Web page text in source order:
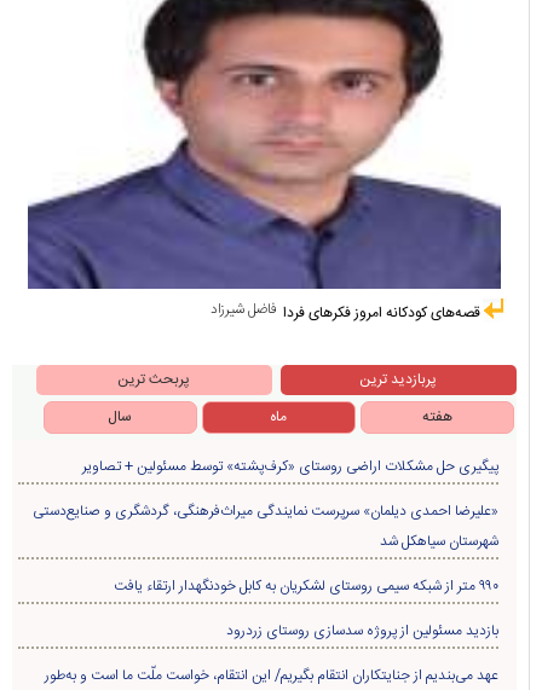
فاضل شیرزاد قصه‌های کودکانه امروز فکرهای فردا
پربازدید ترین
پربحث ترین
هفته
ماه سال
پیگیری حل مشکلات اراضی روستای «کرف‌پشته» توسط مسئولین + تصاویر
«علیرضا احمدی دیلمان» سرپرست نمایندگی میراث‌فرهنگی، گردشگری و صنایع‌دستی
شهرستان سیاهکل شد
۹۹۰ متر از شبکه سیمی روستای لشکریان به کابل خودنگهدار ارتقاء یافت
بازدید مسئولین از پروژه سدسازی روستای زردرود
عهد می‌بندیم از جنایتکاران انتقام بگیریم/ این انتقام، خواست ملّت ما است و به‌طور